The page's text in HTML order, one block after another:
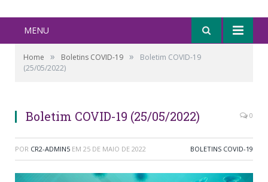
MENU
Home » Boletins COVID-19 »
Boletim COVID-19
(25/05/2022)
Boletim COVID-19 (25/05/2022) 0
POR CR2-ADMIN5 EM 25 DE MAIO DE 2022 BOLETINS COVID-19